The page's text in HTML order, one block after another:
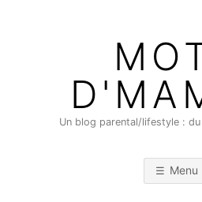
Un blog parental/lifestyle :
Menu